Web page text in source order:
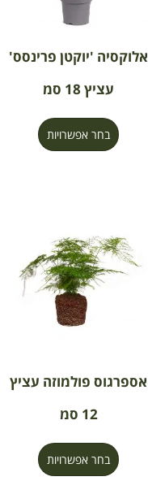
אלוקסיה 'יוקטן פרינסס'
עציץ 18 סמ
בחר אפשרויות
אספרגוס פולמוזה עציץ
12 סמ
בחר אפשרויות